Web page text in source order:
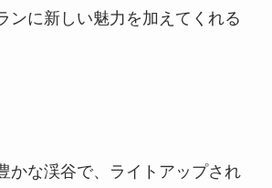
ンに新しい魅力を加えてくれる
かな渓谷で、ライトアップされ